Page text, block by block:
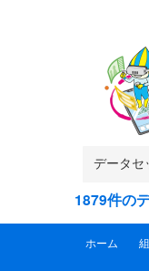
1879件の
ホーム